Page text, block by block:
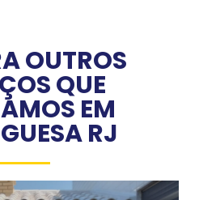
OUTROS
QUE
EM
RJ